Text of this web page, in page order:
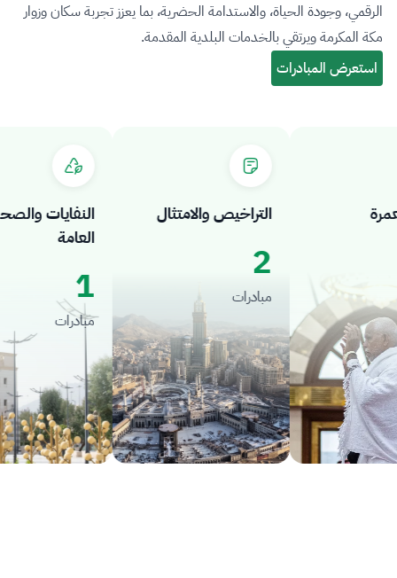
الرقمي، وجودة الحياة، والاستدامة الحضرية، بما يعزز تجربة سكان وزوار
مكة المكرمة ويرتقي بالخدمات البلدية المقدمة.
النفايات والصحة
العامة
1
مبادرات
التراخيص والامتثال
2
مبادرات